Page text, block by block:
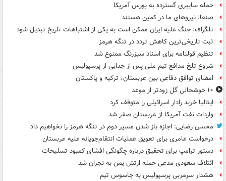
حمله سایبری گسترده به بورس آمریکا
صنعا: نیروهای ما در کمین‌ هستند
تلگراف: جنگ علیه ایران ممکن است به یکی از اشتباهات تاریخ تبدیل شود
ثبت تاریخی‌ترین کاهش تردد در تنگه هرمز
تنظیم قولنامه برای اسناد سبزرنگ ممنوع شد
شروع تلخ مدافع تیم ملی پس از جدایی از پرسپولیس
امضای توافق دفاعی بین عربستان، ترکیه و پاکستان
۱۰ خوشحالی گل زودتر از موعد
ایتالیا خرید رادار اسرائیلی را متوقف کرد
واردات نفت آمریکا از عربستان صفر شد
محسن رضایی: اجازه باز شدن مسیر دوم در تنگه هرمز را نخواهیم داد
درخواست عامری برای تعویق عملیات انتقام‌جویانه علیه عربستان
دستور ترامپ برای تحقیق درباره چگونگی افشای کمبود تسلیحات
ائتلاف سعودی مدعی حمله ارتش یمن به نجران شد
هشدار سرمربی پرسپولیس به جاسوس تیم